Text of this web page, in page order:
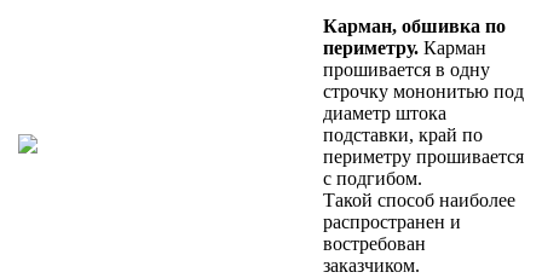
Карман, обшивка по
периметру. Карман
прошивается в одну
строчку мононитью под
диаметр штока
подставки, край по
периметру прошивается
с подгибом.
Такой способ наиболее
распространен и
востребован
заказчиком.